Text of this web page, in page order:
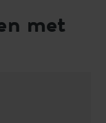
met